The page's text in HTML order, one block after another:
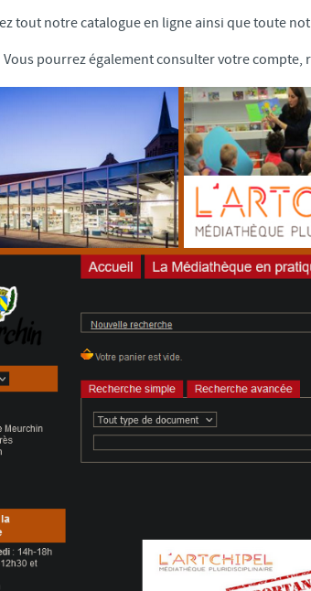
tout notre catalogue en ligne ainsi que toute
Vous pourrez également consulter votre compte,